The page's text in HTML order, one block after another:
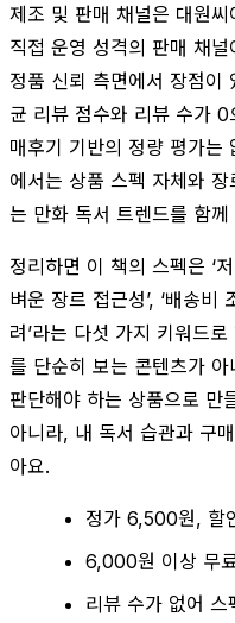
제조 및 판매 채널은 대원
직접 운영 성격의 판매 채
정품 신뢰 측면에서 장점이
균 리뷰 점수와 리뷰 수가
매후기 기반의 정량 평가는
에서는 상품 스펙 자체와
는 만화 독서 트렌드를 함
정리하면 이 책의 스펙은 ‘
벼운 장르 접근성’, ‘배송비
려’라는 다섯 가지 키워드
를 단순히 보는 콘텐츠가
판단해야 하는 상품으로 만
아니라, 내 독서 습관과 구
아요.
정가 6,500원, 할
6,000원 이상 무
리뷰 수가 없어